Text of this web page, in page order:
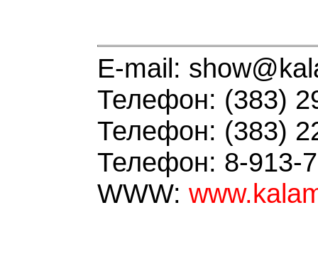
E-mail:
Телефон: (383)
Телефон: (383)
Телефон: 8-913-
WWW: